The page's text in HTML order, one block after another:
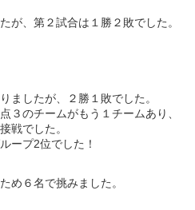
が、第２試合は１勝２敗でした。
ましたが、２勝１敗でした。
３のチームがもう１チームあり、
戦でした。
ープ2位でした！
め６名で挑みました。